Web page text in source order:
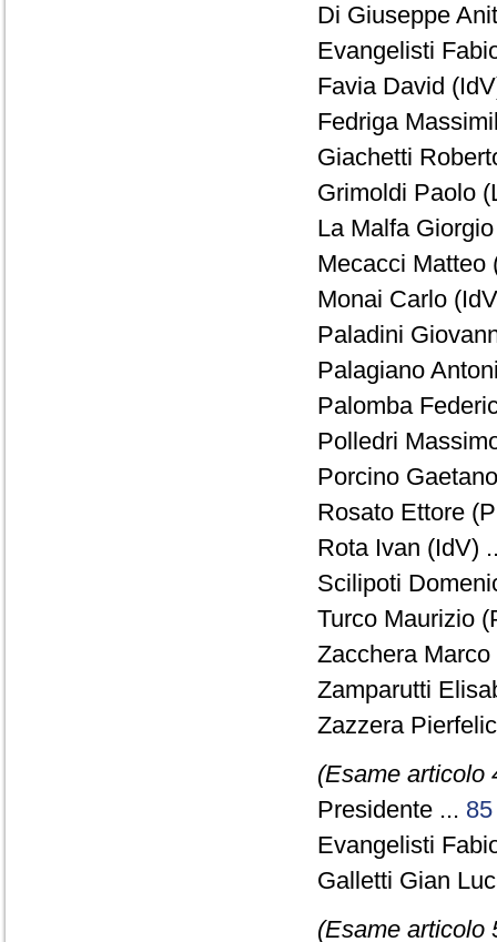
Di Giuseppe
Evangelisti
Favia David
Fedriga
Giachetti
Grimoldi Paolo
La Malfa
Mecacci
Monai Carlo
Paladini
Palagiano
Palomba
Polledri
Porcino
Rosato Ettore
Rota Ivan (IdV)
Scilipoti
Turco Maurizio
Zacchera
Zamparutti
Zazzera
(Esame articolo
Presidente ... 85
Evangelisti
Galletti Gian
(Esame articolo